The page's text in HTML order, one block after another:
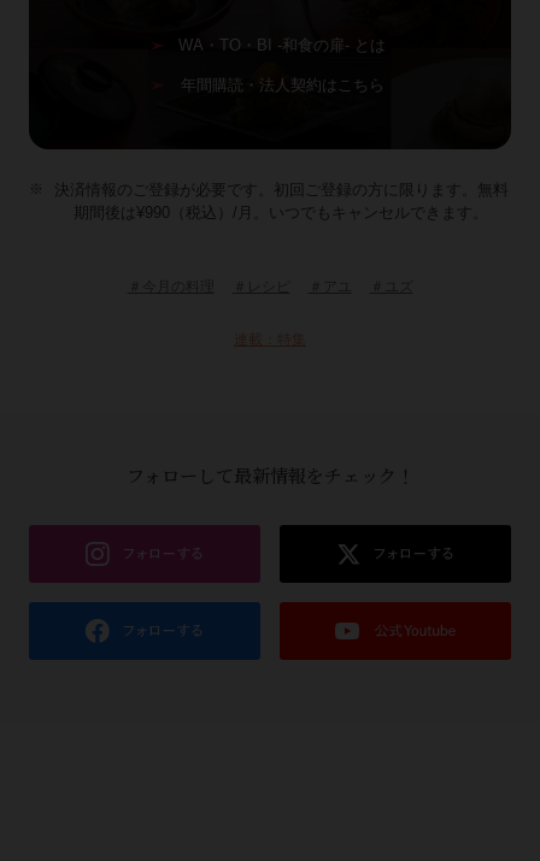
WA・TO・BI -和食の扉- とは
年間購読・法人契約はこちら
決済情報のご登録が必要です。初回ご登録の方に限ります。無料
期間後は¥990（税込）/月。いつでもキャンセルできます。
連載：特集
フォローして最新情報をチェック！